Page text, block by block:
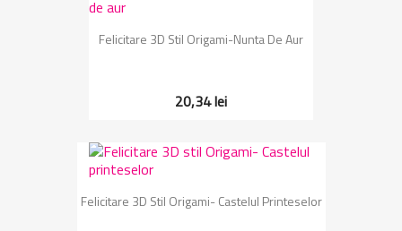
Felicitare 3D Stil Origami-Nunta De Aur
20,34 lei
Felicitare 3D Stil Origami- Castelul Printeselor